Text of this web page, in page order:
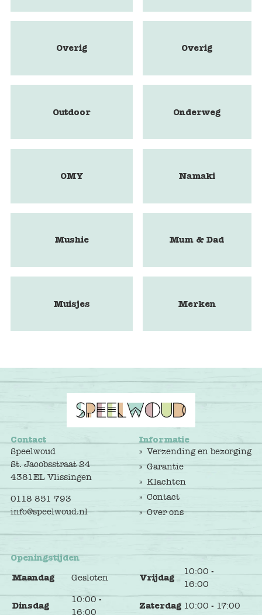
Overig Overig
Outdoor Onderweg
OMY Namaki
Mushie Mum & Dad
Muisjes Merken
Contact
Speelwoud
St. Jacobsstraat 24
4381EL Vlissingen
0118 851 793
info@speelwoud.nl
Informatie
Verzending en bezorging
Garantie
Klachten
Contact
Over ons
Openingstijden
Maandag
Gesloten Vrijdag
10:00 -
16:00
Dinsdag
10:00 -
16:00
Zaterdag 10:00 - 17:00